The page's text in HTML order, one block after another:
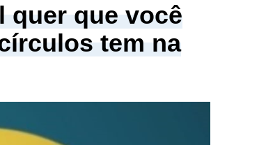
quer que você
tem na